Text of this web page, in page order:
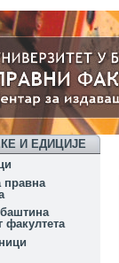
И ЕДИЦИЈЕ
правна
факултета